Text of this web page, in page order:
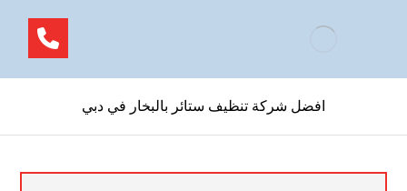
افضل شركة تنظيف ستائر بالبخار في دبي